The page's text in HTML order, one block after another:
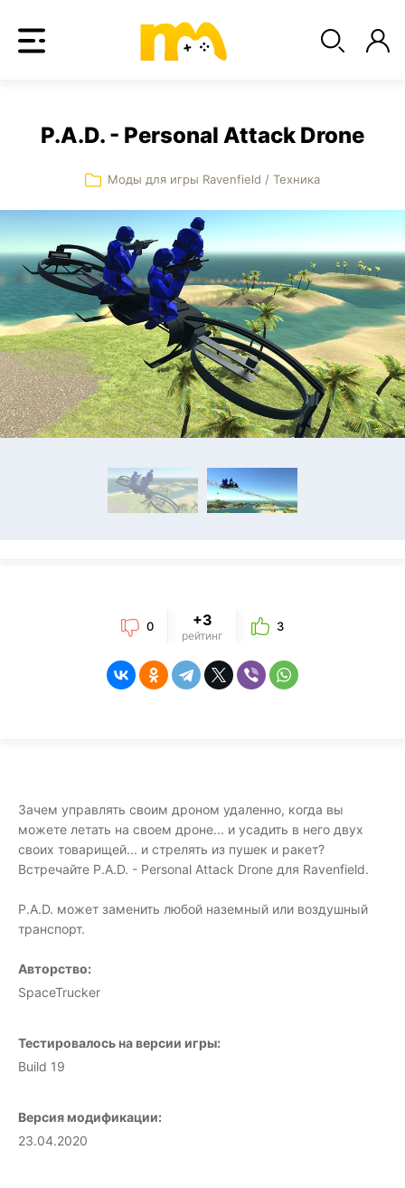
P.A.D. - Personal Attack Drone
Моды для игры Ravenfield / Техника
0 +3
рейтинг
3
Зачем управлять своим дроном удаленно, когда вы
можете летать на своем дроне... и усадить в него двух
своих товарищей... и стрелять из пушек и ракет?
Встречайте P.A.D. - Personal Attack Drone для Ravenfield.
P.A.D. может заменить любой наземный или воздушный
транспорт.
Авторство:
SpaceTrucker
Тестировалось на версии игры:
Build 19
Версия модификации:
23.04.2020